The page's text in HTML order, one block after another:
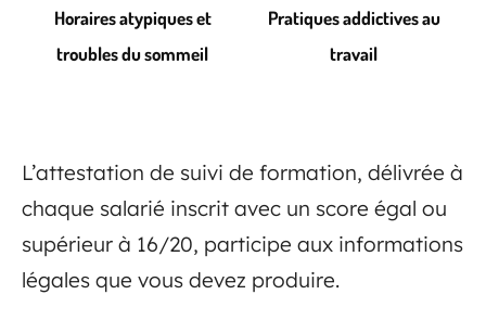
Horaires atypiques et
troubles du sommeil
Pratiques addictives au
travail
L’attestation de suivi de formation, délivrée à
chaque salarié inscrit avec un score égal ou
supérieur à 16/20, participe aux informations
légales que vous devez produire.